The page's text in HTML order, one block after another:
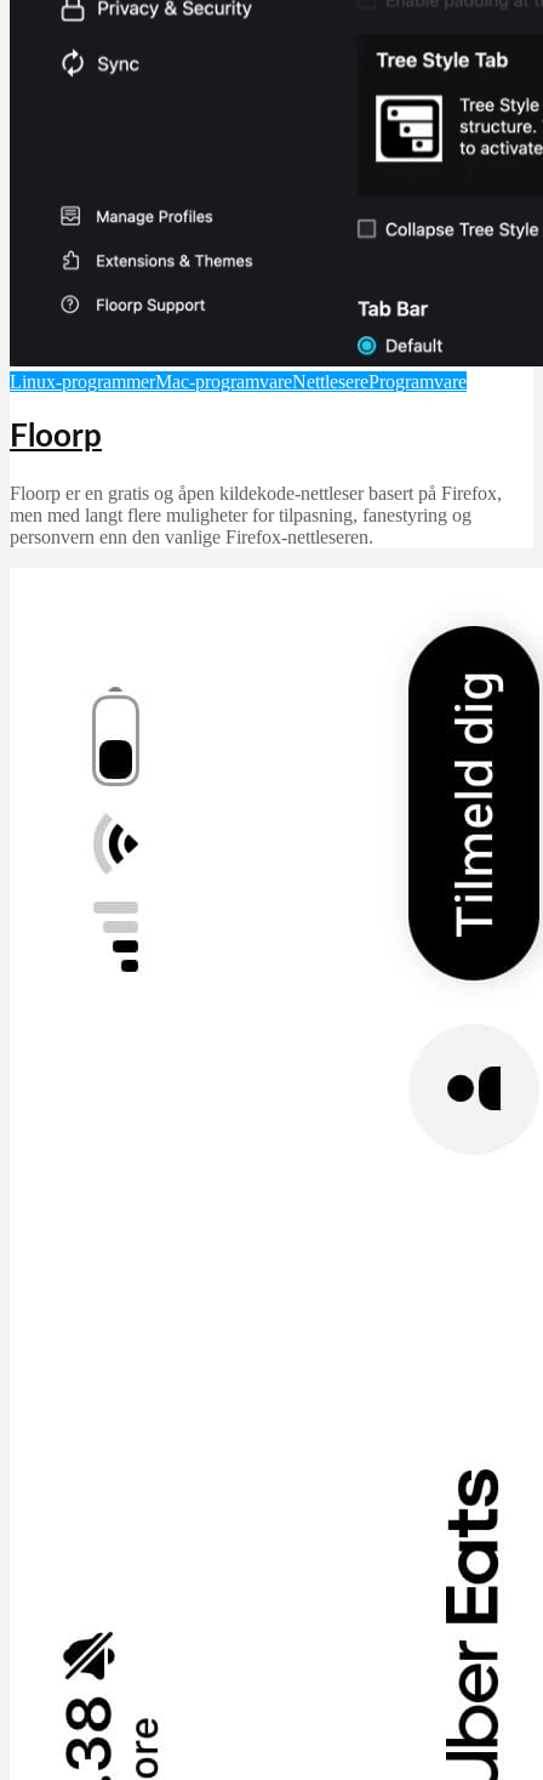
Linux-programmerMac-programvareNettlesereProgramvare
Floorp
Floorp er en gratis og åpen kildekode-nettleser basert på Firefox,
men med langt flere muligheter for tilpasning, fanestyring og
personvern enn den vanlige Firefox-nettleseren.